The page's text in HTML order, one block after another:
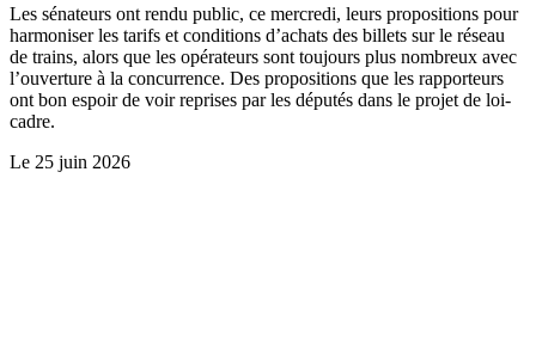
Les sénateurs ont rendu public, ce mercredi, leurs propositions pour
harmoniser les tarifs et conditions d’achats des billets sur le réseau
de trains, alors que les opérateurs sont toujours plus nombreux avec
l’ouverture à la concurrence. Des propositions que les rapporteurs
ont bon espoir de voir reprises par les députés dans le projet de loi-
cadre.
Le 25 juin 2026